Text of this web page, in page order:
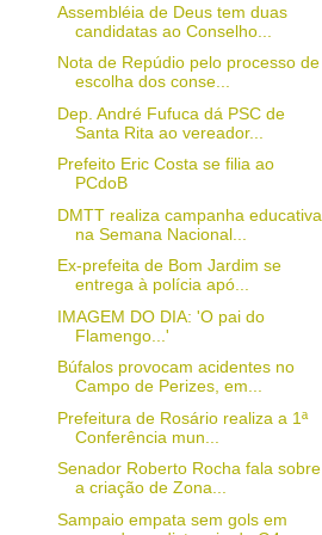
Assembléia de Deus tem duas
candidatas ao Conselho...
Nota de Repúdio pelo processo de
escolha dos conse...
Dep. André Fufuca dá PSC de
Santa Rita ao vereador...
Prefeito Eric Costa se filia ao
PCdoB
DMTT realiza campanha educativa
na Semana Nacional...
Ex-prefeita de Bom Jardim se
entrega à polícia apó...
IMAGEM DO DIA: 'O pai do
Flamengo...'
Búfalos provocam acidentes no
Campo de Perizes, em...
Prefeitura de Rosário realiza a 1ª
Conferência mun...
Senador Roberto Rocha fala sobre
a criação de Zona...
Sampaio empata sem gols em